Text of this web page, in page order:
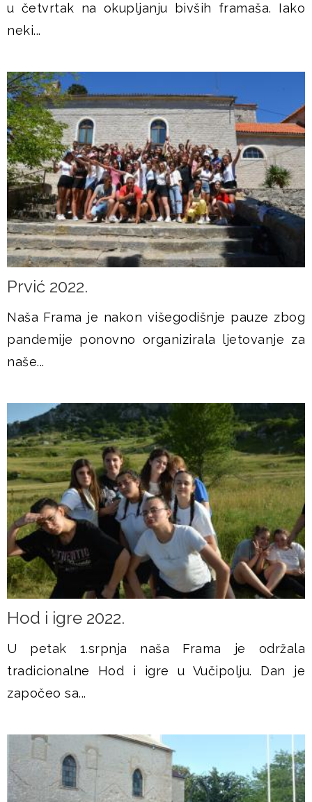
u četvrtak na okupljanju bivših framaša. Iako
neki...
Prvić 2022.
Naša Frama je nakon višegodišnje pauze zbog
pandemije ponovno organizirala ljetovanje za
naše...
Hod i igre 2022.
U petak 1.srpnja naša Frama je održala
tradicionalne Hod i igre u Vučipolju. Dan je
započeo sa...